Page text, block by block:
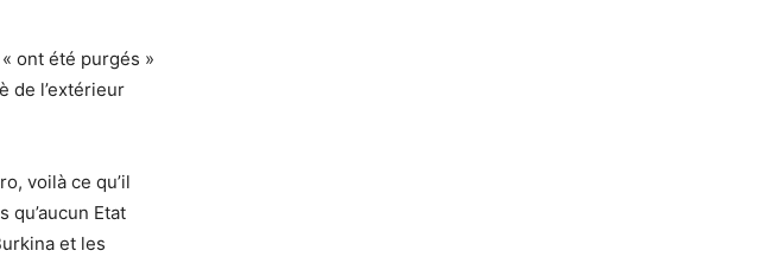
ont été purgés »
de l’extérieur
voilà ce qu’il
Etat
et les